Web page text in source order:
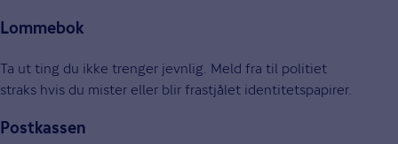
Lommebok
Ta ut ting du ikke trenger jevnlig. Meld fra til politiet
straks hvis du mister eller blir frastjålet identitetspapirer.
Postkassen